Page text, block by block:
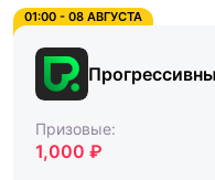
01:00 - 08 АВГУСТА
Призовые:
1,000 ₽